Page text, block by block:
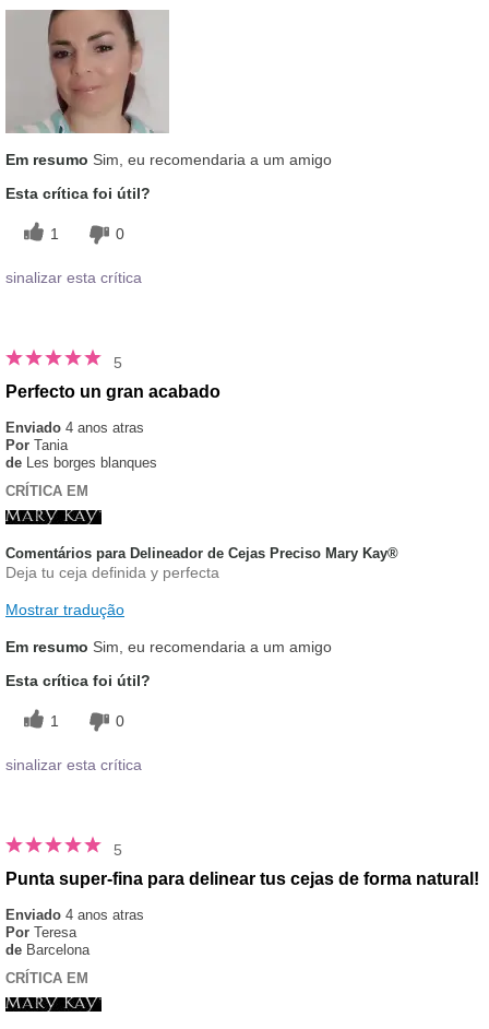
Em resumo Sim, eu recomendaria a um amigo
Esta crítica foi útil?
1 0
sinalizar esta crítica
5
Perfecto un gran acabado
Enviado 4 anos atras
Por Tania
de Les borges blanques
CRÍTICA EM
Comentários para Delineador de Cejas Preciso Mary Kay®
Deja tu ceja definida y perfecta
Mostrar tradução
Em resumo Sim, eu recomendaria a um amigo
Esta crítica foi útil?
1 0
sinalizar esta crítica
5
Punta super-fina para delinear tus cejas de forma natural!
Enviado 4 anos atras
Por Teresa
de Barcelona
CRÍTICA EM